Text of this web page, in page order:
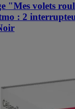
"Mes volets
: 2